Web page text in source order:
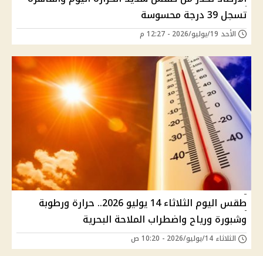
تسجل 39 درجة محسوسة
الأحد 19/يوليو/2026 - 12:27 م
طقس اليوم الثلاثاء 14 يوليو 2026.. حرارة ورطوبة
وشبورة ورياح واضطراب الملاحة البحرية
الثلاثاء 14/يوليو/2026 - 10:20 ص